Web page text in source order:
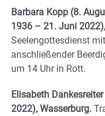
Barbara Kopp (8.
1936 – 21. Juni
Seelengottesdienst mit
anschließender
um 14 Uhr in Rott.
Elisabeth
2022), Wasserburg.